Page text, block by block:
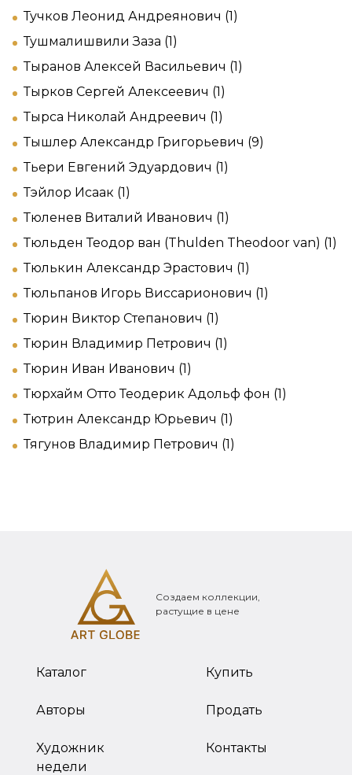
Тучков Леонид Андреянович (1)
Тушмалишвили Заза (1)
Тыранов Алексей Васильевич (1)
Тырков Сергей Алексеевич (1)
Тырса Николай Андреевич (1)
Тышлер Александр Григорьевич (9)
Тьери Евгений Эдуардович (1)
Тэйлор Исаак (1)
Тюленев Виталий Иванович (1)
Тюльден Теодор ван (Thulden Theodoor van) (1)
Тюлькин Александр Эрастович (1)
Тюльпанов Игорь Виссарионович (1)
Тюрин Виктор Степанович (1)
Тюрин Владимир Петрович (1)
Тюрин Иван Иванович (1)
Тюрхайм Отто Теодерик Адольф фон (1)
Тютрин Александр Юрьевич (1)
Тягунов Владимир Петрович (1)
Создаем коллекции,
растущие в цене
Каталог
Авторы
Художник
недели
Купить
Продать
Контакты